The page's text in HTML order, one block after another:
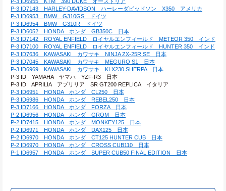
P-3 ID7143　HARLEY-DAVIDSON　ハーレーダビッドソン　X350　アメリカ
P-3 ID6953　BMW　G310GS　ドイツ
P-3 ID6954　BMW　G310R　ドイツ
P-3 ID6052　HONDA　ホンダ　GB350C　日本
P-3 ID7142　ROYAL ENFIELD　ロイヤルエンフィールド　METEOR 350　インド
P-3 ID7100　ROYAL ENFIELD　ロイヤルエンフィールド　HUNTER 350　インド
P-3 ID7636　KAWASAKI　カワサキ　NINJA ZX-25R SE　日本
P-3 ID7045　KAWASAKI　カワサキ　MEGURO S1　日本
P-3 ID6969　KAWASAKI　カワサキ　KLX230 SHERPA　日本
P-3 ID　YAMAHA　ヤマハ　YZF-R3　日本
P-3 ID　APRILIA　アプリリア　SR GT200 REPLICA　イタリア
P-3 ID6951　HONDA　ホンダ　CL250　日本
P-3 ID6986　HONDA　ホンダ　REBEL250　日本
P-3 ID7166　HONDA　ホンダ　FORZA　日本
P-2 ID6956　HONDA　ホンダ　GROM　日本
P-2 ID7415　HONDA　ホンダ　MONKEY125　日本
P-2 ID6971　HONDA　ホンダ　DAX125　日本
P-2 ID6970　HONDA　ホンダ　CT125 HUNTER CUB　日本
P-2 ID6970　HONDA　ホンダ　CROSS CUB110　日本
P-1 ID6957　HONDA　ホンダ　SUPER CUB50 FINAL EDITION　日本